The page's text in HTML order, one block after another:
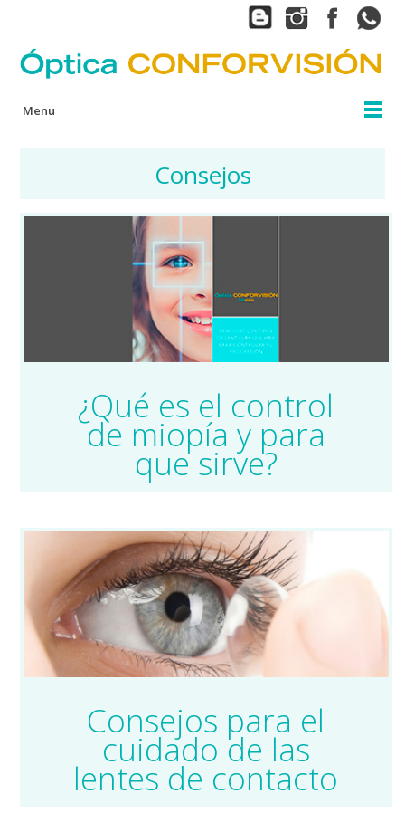
Menu
Consejos
¿Qué es el control
de miopía y para
que sirve?
Consejos para el
cuidado de las
lentes de contacto